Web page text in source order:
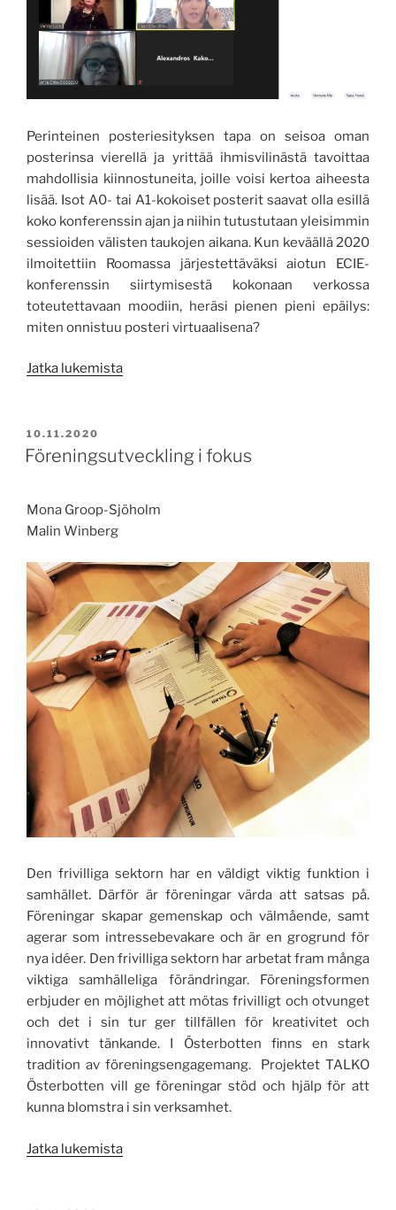
Perinteinen posteriesityksen tapa on seisoa oman
posterinsa vierellä ja yrittää ihmisvilinästä tavoittaa
mahdollisia kiinnostuneita, joille voisi kertoa aiheesta
lisää. Isot A0- tai A1-kokoiset posterit saavat olla esillä
koko konferenssin ajan ja niihin tutustutaan yleisimmin
sessioiden välisten taukojen aikana. Kun keväällä 2020
ilmoitettiin Roomassa järjestettäväksi aiotun ECIE-
konferenssin siirtymisestä kokonaan verkossa
toteutettavaan moodiin, heräsi pienen pieni epäilys:
miten onnistuu posteri virtuaalisena?
Jatka lukemista”Monimuotoinen
–
konferenssissa
kanssa”
JULKAISTU
10.11.2020
Föreningsutveckling i fokus
Mona Groop-Sjöholm
Malin Winberg
Den frivilliga sektorn har en väldigt viktig funktion i
samhället. Därför är föreningar värda att satsas på.
Föreningar skapar gemenskap och välmående, samt
agerar som intressebevakare och är en grogrund för
nya idéer. Den frivilliga sektorn har arbetat fram många
viktiga samhälleliga förändringar. Föreningsformen
erbjuder en möjlighet att mötas frivilligt och otvunget
och det i sin tur ger tillfällen för kreativitet och
innovativt tänkande. I Österbotten finns en stark
tradition av föreningsengagemang. Projektet TALKO
Österbotten vill ge föreningar stöd och hjälp för att
kunna blomstra i sin verksamhet.
Jatka lukemista”Föreningsutveckling